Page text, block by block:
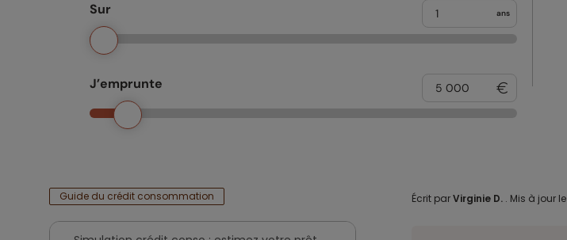
Sur ans
J’emprunte
Guide du crédit consommation Écrit parVirginie D. . Mis à jour le